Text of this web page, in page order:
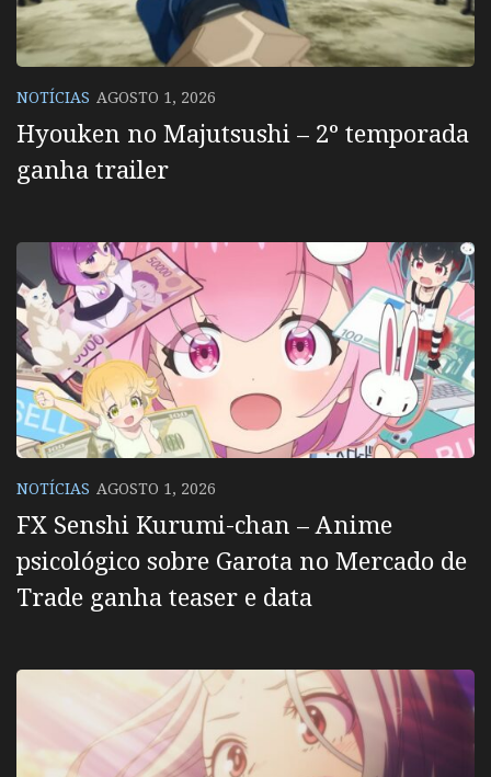
NOTÍCIAS AGOSTO 1, 2026
Hyouken no Majutsushi – 2º temporada
ganha trailer
NOTÍCIAS AGOSTO 1, 2026
FX Senshi Kurumi-chan – Anime
psicológico sobre Garota no Mercado de
Trade ganha teaser e data